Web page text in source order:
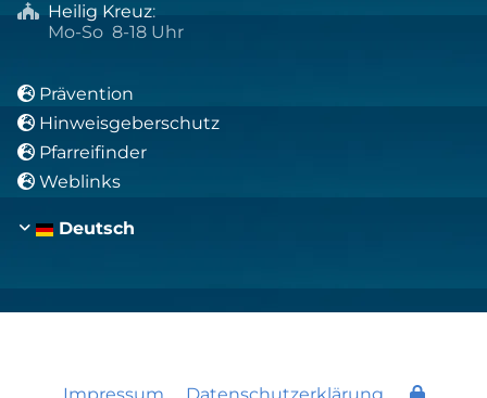
 Heilig Kreuz:
Mo-So 8-18 Uhr
 Prävention
 Hinweisgeberschutz
 Pfarreifinder
 Weblinks
Deutsch